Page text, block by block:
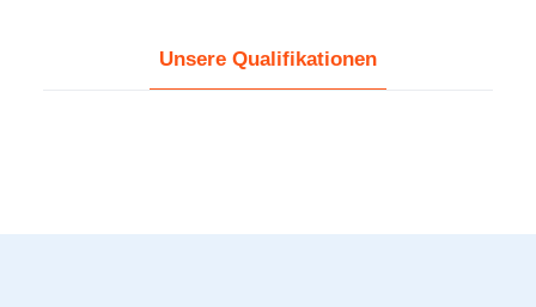
Unsere Qualifikationen